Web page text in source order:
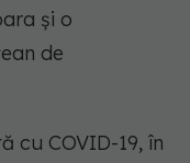
şi o
de
cu COVID-19, în